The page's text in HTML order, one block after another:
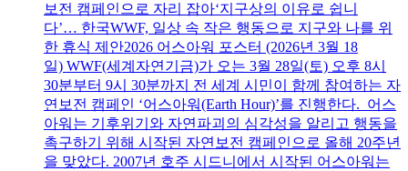
보전 캠페인으로 자리 잡아‘지구상의 이유로 쉽니
다’… 한국WWF, 일상 속 작은 행동으로 지구와 나를 위
한 휴식 제안2026 어스아워 포스터 (2026년 3월 18
일) WWF(세계자연기금)가 오는 3월 28일(토) 오후 8시
30분부터 9시 30분까지 전 세계 시민이 함께 참여하는 자
연보전 캠페인 ‘어스아워(Earth Hour)’를 진행한다. 어스
아워는 기후위기와 자연파괴의 심각성을 알리고 행동을
촉구하기 위해 시작된 자연보전 캠페인으로 올해 20주년
을 맞았다. 2007년 호주 시드니에서 시작된 어스아워는